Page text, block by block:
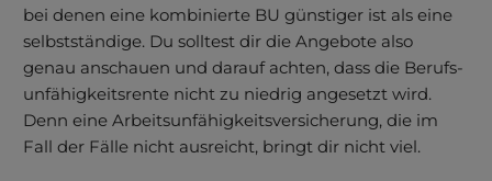
bei denen eine kombinierte BU günstiger ist als eine
selbstständige. Du solltest dir die Angebote also
genau anschauen und darauf achten, dass die Berufs­
unfähig­keits­rente nicht zu niedrig angesetzt wird.
Denn eine Arbeits­unfähig­keits­versicherung, die im
Fall der Fälle nicht ausreicht, bringt dir nicht viel.